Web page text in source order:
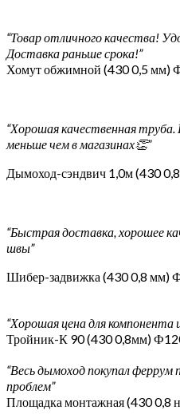
“Товар отличного качества!
Доставка раньше срока!”
Хомут обжимной (430 0,5 мм)
“Хорошая качественная
меньше чем в магазинах👏”
Дымоход-сэндвич 1,0м (430
“Быстрая доставка, хорошее
швы”
Шибер-задвижка (430 0,8 мм)
“Хорошая цена для компонента
Тройник-К 90 (430 0,8мм)
“Весь дымоход покупал
проблем”
Площадка монтажная (430 0,8